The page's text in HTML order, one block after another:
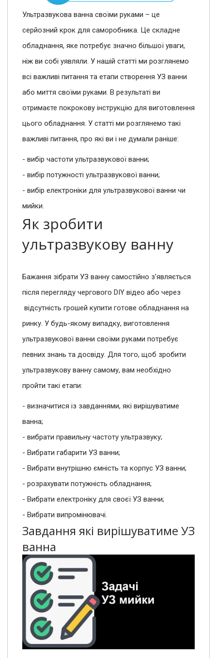
Ультразвукова ванна своїми руками – це
серйозний крок для саморобника. Це складне
обладнання, яке потребує значно більшої уваги,
ніж ви собі уявляли. У нашій статті ми розглянемо
всі важливі питання та етапи створення УЗ ванни
або миття своїми руками. В результаті ви
отримаєте покрокову інструкцію для виготовлення
цього обладнання. У статті ми розглянемо такі
важливі питання, про які ви і не думали раніше:
- вибір частоти ультразвукової ванни;
- вибір потужності ультразвукової ванни;
- вибір електроніки для ультразвукової ванни чи
мийки.
Як зробити
ультразвукову ванну
Бажання зібрати УЗ ванну самостійно з'являється
після перегляду чергового DIY відео або через
відсутність грошей купити готове обладнання на
ринку. У будь-якому випадку, виготовлення
ультразвукової ванни своїми руками потребує
певних знань та досвіду. Для того, щоб зробити
ультразвукову ванну самому, вам необхідно
пройти такі етапи:
- визначитися із завданнями, які вирішуватиме
ванна;
- вибрати правильну частоту ультразвуку;
- Вибрати габарити УЗ ванни;
- Вибрати внутрішню ємність та корпус УЗ ванни;
- розрахувати потужність обладнання;
- Вибрати електроніку для своєї УЗ ванни;
- Вибрати випромінювачі.
Завдання які вирішуватиме УЗ
ванна